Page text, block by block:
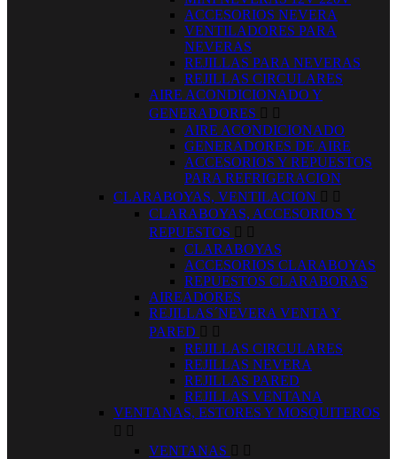
ACCESORIOS NEVERA
VENTILADORES PARA
NEVERAS
REJILLAS PARA NEVERAS
REJILLAS CIRCULARES
AIRE ACONDICIONADO Y
GENERADORES  
AIRE ACONDICIONADO
GENERADORES DE AIRE
ACCESORIOS Y REPUESTOS
PARA REFRIGERACION
CLARABOYAS, VENTILACION  
CLARABOYAS, ACCESORIOS Y
REPUESTOS  
CLARABOYAS
ACCESORIOS CLARABOYAS
REPUESTOS CLARABORAS
AIREADORES
REJILLAS´NEVERA VENTA Y
PARED  
REJILLAS CIRCULARES
REJILLAS NEVERA
REJILLAS PARED
REJILLAS VENTANA
VENTANAS, ESTORES Y MOSQUITEROS
 
VENTANAS  